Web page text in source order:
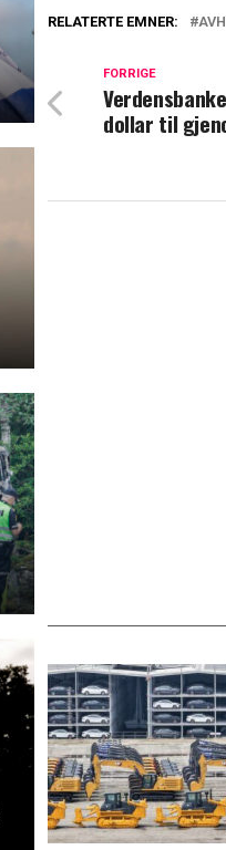
RELATERTE EMNER:
FORRIGE
dollar til